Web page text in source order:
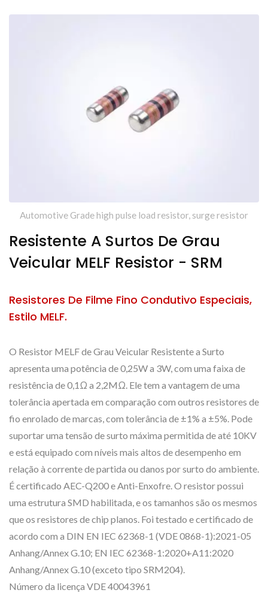
Automotive Grade high pulse load resistor, surge resistor
Resistente A Surtos De Grau
Veicular MELF Resistor - SRM
Resistores De Filme Fino Condutivo Especiais,
Estilo MELF.
O Resistor MELF de Grau Veicular Resistente a Surto
apresenta uma potência de 0,25W a 3W, com uma faixa de
resistência de 0,1Ω a 2,2MΩ. Ele tem a vantagem de uma
tolerância apertada em comparação com outros resistores de
fio enrolado de marcas, com tolerância de ±1% a ±5%. Pode
suportar uma tensão de surto máxima permitida de até 10KV
e está equipado com níveis mais altos de desempenho em
relação à corrente de partida ou danos por surto do ambiente.
É certificado AEC-Q200 e Anti-Enxofre. O resistor possui
uma estrutura SMD habilitada, e os tamanhos são os mesmos
que os resistores de chip planos. Foi testado e certificado de
acordo com a DIN EN IEC 62368-1 (VDE 0868-1):2021-05
Anhang/Annex G.10; EN IEC 62368-1:2020+A11:2020
Anhang/Annex G.10 (exceto tipo SRM204).
Número da licença VDE 40043961